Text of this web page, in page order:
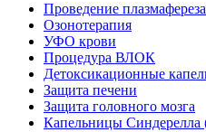
Проведение плазмафереза
Озонотерапия
УФО крови
Процедура ВЛОК
Детоксикационные
Защита печени
Защита головного мозга
Капельницы Синдерелла